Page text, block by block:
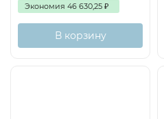
Экономия 46 630,25 ₽
В корзину